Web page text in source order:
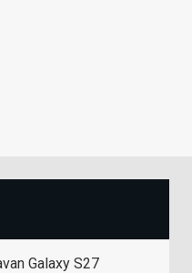
Galaxy S27